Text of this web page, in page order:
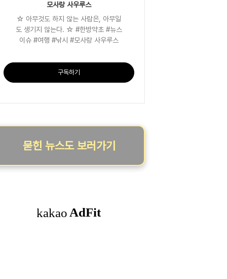
모사랑 사우루스
☆ 아무것도 하지 않는 사람은, 아무일
도 생기지 않는다. ☆ #한방약초 #뉴스
이슈 #여행 #낚시 #모사랑 사우루스
구독하기
묻힌 뉴스도 보러가기